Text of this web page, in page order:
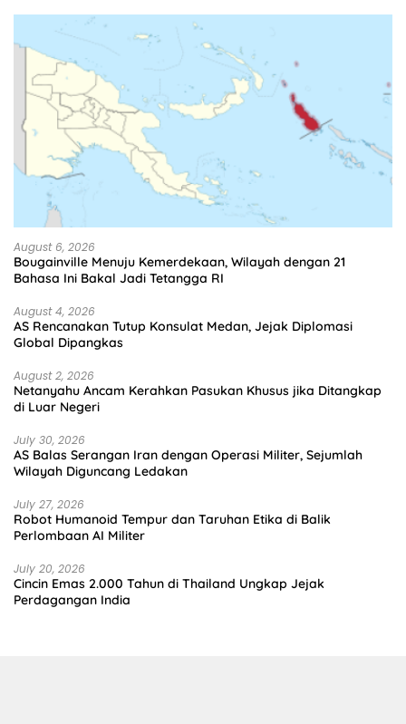
August 6, 2026
Bougainville Menuju Kemerdekaan, Wilayah dengan 21
Bahasa Ini Bakal Jadi Tetangga RI
August 4, 2026
AS Rencanakan Tutup Konsulat Medan, Jejak Diplomasi
Global Dipangkas
August 2, 2026
Netanyahu Ancam Kerahkan Pasukan Khusus jika Ditangkap
di Luar Negeri
July 30, 2026
AS Balas Serangan Iran dengan Operasi Militer, Sejumlah
Wilayah Diguncang Ledakan
July 27, 2026
Robot Humanoid Tempur dan Taruhan Etika di Balik
Perlombaan AI Militer
July 20, 2026
Cincin Emas 2.000 Tahun di Thailand Ungkap Jejak
Perdagangan India